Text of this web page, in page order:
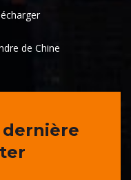
de Chine
dernière